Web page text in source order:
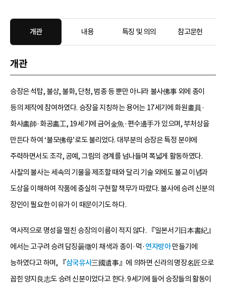
개관 내용 특징 및 의의 참고문헌
개관
승장은 석탑, 불상, 불화, 단청, 범종 등 뿐만 아니라 불사佛事 외에 종이
등의 제작에 참여하였다. 승장을 지칭하는 용어는 17세기에 화원畫員·
화사畵師·화공畵工, 19세기에 금어金魚·편수邊手가 있으며, 부처상을
만든다 하여 ‘불모佛母’로도 불리었다. 대부분의 승장은 특정 분야에
주력하면서도 조각, 공예, 그림의 경계를 넘나들며 폭넓게 활동하였다.
사찰의 불사는 세속의 기물을 제조할 때와 달리 기술 외에도 불교 이념과
도상을 이해하여 작품에 충실히 구현할 책무가 따랐다. 불사에 승려 신분의
장인이 필요한 이유가 이 때문이기도 하다.
역사적으로 명성을 떨친 승장의 이름이 적지 않다. 『일본서기日本書紀』
에서는 고구려 승려 담징曇徵이 채색과 종이·먹· 연자방아만들기에
능하였다고 하며, 『삼국유사三國遺事』에 의하면 신라의 명장名匠으로
꼽힌 양지良志도 승려 신분이었다고 한다. 9세기에 들어 승장들의 활동이